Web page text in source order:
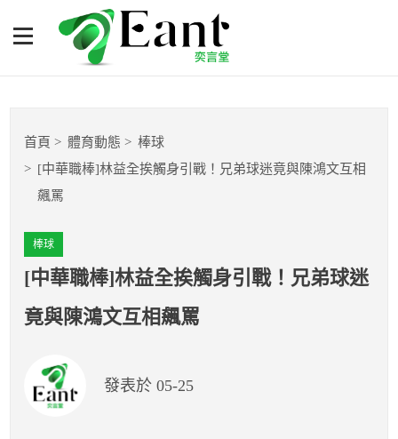
[中華職棒]林益全挨觸身引
戰！兄弟球迷竟與陳鴻文互
籃球
棒球
球隊數據
開賽列表
首頁 體育動態
棒球
[中華職棒]林益全挨觸身引戰！兄弟球迷竟與陳鴻文互相
飆罵
棒球
[中華職棒]林益全挨觸身引戰！兄弟球迷
竟與陳鴻文互相飆罵
發表於 05-25